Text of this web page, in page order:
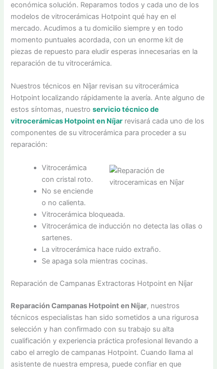
económica solución. Reparamos todos y cada uno de los
modelos de vitrocerámicas Hotpoint qué hay en el
mercado. Acudimos a tu domicilio siempre y en todo
momento puntuales acordada, con un enorme kit de
piezas de repuesto para eludir esperas innecesarias en la
reparación de tu vitrocerámica.
Nuestros técnicos en Níjar revisan su vitrocerámica
Hotpoint localizando rápidamente la avería. Ante alguno de
estos síntomas, nuestroservicio técnico de
vitrocerámicas Hotpoint en Níjar revisará cada uno de los
componentes de su vitrocerámica para proceder a su
reparación:
Vitrocerámica
con cristal roto.
No se enciende
o no calienta.
Vitrocerámica bloqueada.
Vitrocerámica de inducción no detecta las ollas o
sartenes.
La vitrocerámica hace ruido extraño.
Se apaga sola mientras cocinas.
Reparación de Campanas Extractoras Hotpoint en Níjar
Reparación Campanas Hotpoint en Níjar, nuestros
técnicos especialistas han sido sometidos a una rigurosa
selección y han confirmado con su trabajo su alta
cualificación y experiencia práctica profesional llevando a
cabo el arreglo de campanas Hotpoint. Cuando llama al
asistente de nuestra empresa, puede confiar en que